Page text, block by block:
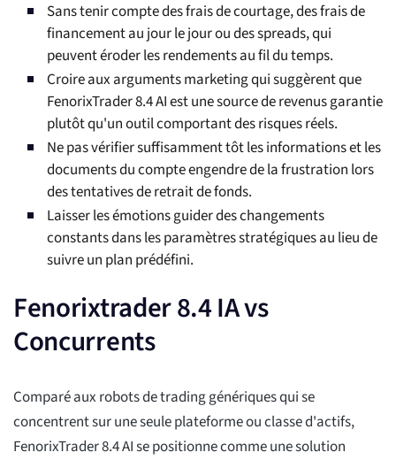
Sans tenir compte des frais de courtage, des frais de
financement au jour le jour ou des spreads, qui
peuvent éroder les rendements au fil du temps.
Croire aux arguments marketing qui suggèrent que
FenorixTrader 8.4 AI est une source de revenus garantie
plutôt qu'un outil comportant des risques réels.
Ne pas vérifier suffisamment tôt les informations et les
documents du compte engendre de la frustration lors
des tentatives de retrait de fonds.
Laisser les émotions guider des changements
constants dans les paramètres stratégiques au lieu de
suivre un plan prédéfini.
Fenorixtrader 8.4 IA vs
Concurrents
Comparé aux robots de trading génériques qui se
concentrent sur une seule plateforme ou classe d'actifs,
FenorixTrader 8.4 AI se positionne comme une solution